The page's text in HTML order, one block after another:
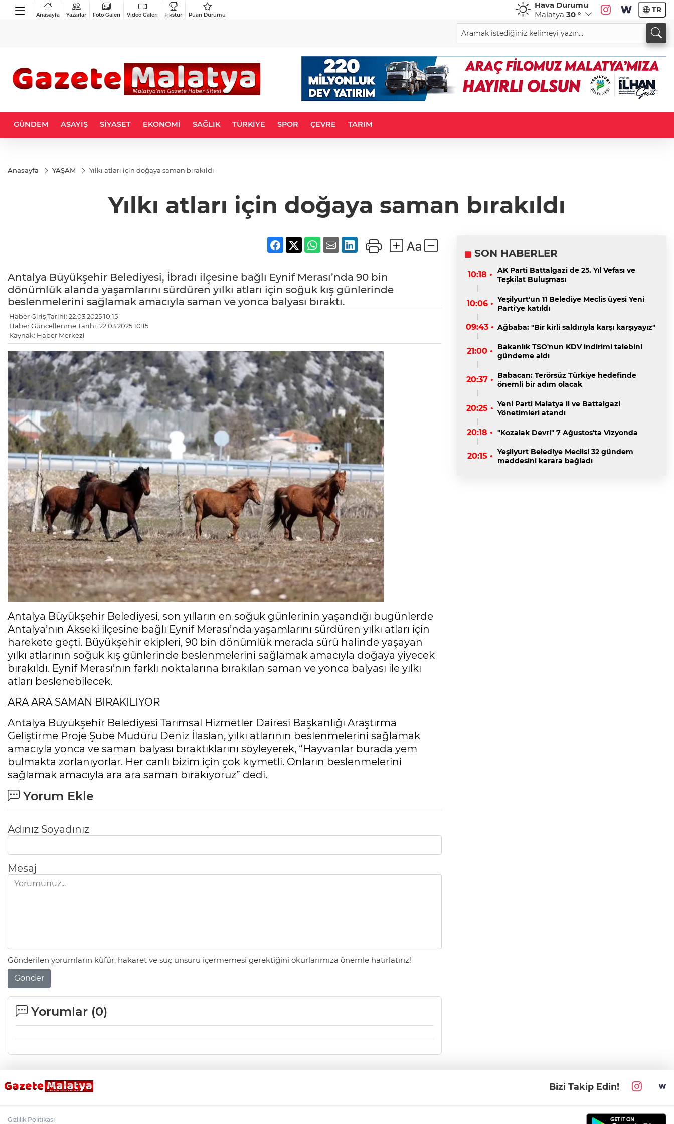
Anasayfa Yazarlar Foto Galeri Video Galeri Fikstür Puan Durumu
Hava Durumu
Malatya 30 ° TR
GÜNDEM ASAYİŞ SİYASET EKONOMİ SAĞLIK TÜRKİYE SPOR ÇEVRE TARIM
Anasayfa YAŞAM Yılkı atları için doğaya saman bırakıldı
Yılkı atları için doğaya saman bırakıldı
Antalya Büyükşehir Belediyesi, İbradı ilçesine bağlı Eynif Merası’nda 90 bin
dönümlük alanda yaşamlarını sürdüren yılkı atları için soğuk kış günlerinde
beslenmelerini sağlamak amacıyla saman ve yonca balyası bıraktı.
Haber Giriş Tarihi: 22.03.2025 10:15
Haber Güncellenme Tarihi: 22.03.2025 10:15
Kaynak: Haber Merkezi
Antalya Büyükşehir Belediyesi, son yılların en soğuk günlerinin yaşandığı bugünlerde
Antalya’nın Akseki ilçesine bağlı Eynif Merası’nda yaşamlarını sürdüren yılkı atları için
harekete geçti. Büyükşehir ekipleri, 90 bin dönümlük merada sürü halinde yaşayan
yılkı atlarının soğuk kış günlerinde beslenmelerini sağlamak amacıyla doğaya yiyecek
bırakıldı. Eynif Merası’nın farklı noktalarına bırakılan saman ve yonca balyası ile yılkı
atları beslenebilecek.
ARA ARA SAMAN BIRAKILIYOR
Antalya Büyükşehir Belediyesi Tarımsal Hizmetler Dairesi Başkanlığı Araştırma
Geliştirme Proje Şube Müdürü Deniz İlaslan, yılkı atlarının beslenmelerini sağlamak
amacıyla yonca ve saman balyası bıraktıklarını söyleyerek, “Hayvanlar burada yem
bulmakta zorlanıyorlar. Her canlı bizim için çok kıymetli. Onların beslenmelerini
sağlamak amacıyla ara ara saman bırakıyoruz” dedi.
Yorum Ekle
Adınız Soyadınız
Mesaj
Gönderilen yorumların küfür, hakaret ve suç unsuru içermemesi gerektiğini okurlarımıza önemle hatırlatırız!
Gönder
Yorumlar (0)
SON HABERLER
10:18 •
AK Parti Battalgazi de 25. Yıl Vefası ve
Teşkilat Buluşması
10:06 • Yeşilyurt'un 11 Belediye Meclis üyesi Yeni
Parti'ye katıldı
09:43 • Ağbaba: "Bir kirli saldırıyla karşı karşıyayız"
21:00 •
Bakanlık TSO'nun KDV indirimi talebini
gündeme aldı
20:37 • Babacan: Terörsüz Türkiye hedefinde
önemli bir adım olacak
20:25 • Yeni Parti Malatya il ve Battalgazi
Yönetimleri atandı
20:18 • "Kozalak Devri" 7 Ağustos'ta Vizyonda
20:15 • Yeşilyurt Belediye Meclisi 32 gündem
maddesini karara bağladı
Bizi Takip Edin!
Gizlilik Politikası